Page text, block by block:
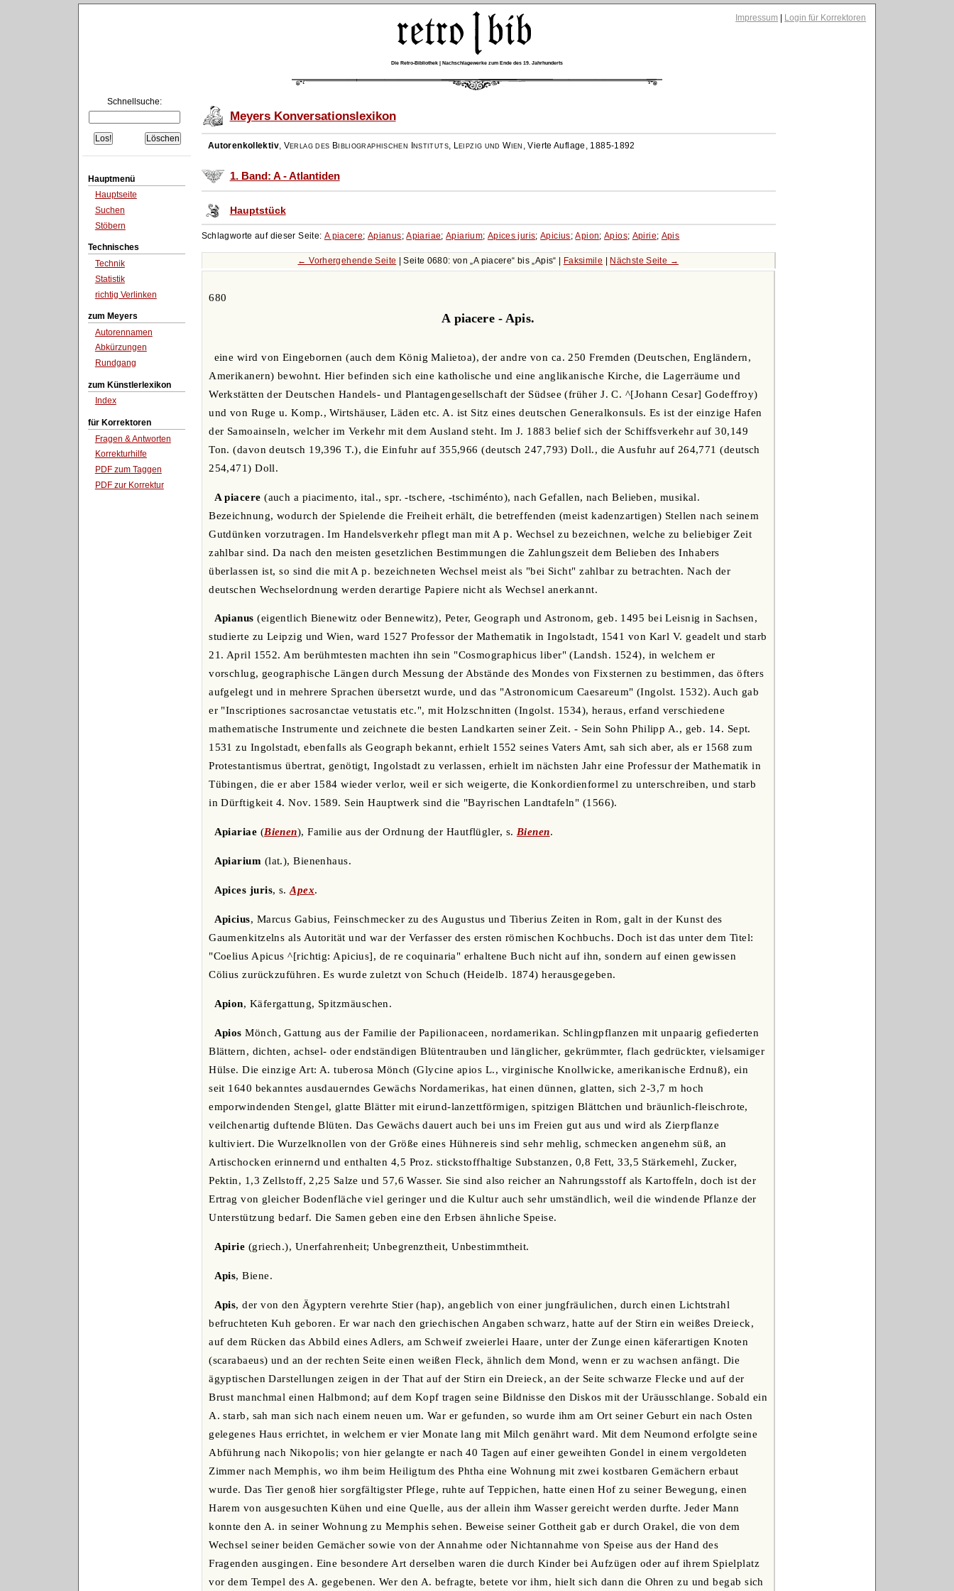
Impressum Login für Korrektoren
Die Retro-Bibliothek | Nachschlagewerke zum Ende des 19. Jahrhunderts
Schnellsuche:
Hauptmenü
Hauptseite
Suchen
Stöbern
Technisches
Technik
Statistik
richtig Verlinken
zum Meyers
Autorennamen
Abkürzungen
Rundgang
zum Künstlerlexikon
Index
für Korrektoren
Fragen & Antworten
Korrekturhilfe
PDF zum Taggen
PDF zur Korrektur
Meyers Konversationslexikon
Autorenkollektiv, Verlag des Bibliographischen Instituts, Leipzig und Wien ,Vierte Auflage, 1885-1892
1. Band: A - Atlantiden
Hauptstück
Schlagworte auf dieser Seite: A piacere; Apianus;Apiariae;Apiarium; Apices juris;Apicius;Apion;Apios; Apirie; Apis
← Vorhergehende Seite | Seite 0680: von A piacere bis Apis Faksimile Nächste Seite →
680
A piacere - Apis.
eine wird von Eingebornen (auch dem König Malietoa), der andre von ca. 250 Fremden (Deutschen, Engländern,
Amerikanern) bewohnt. Hier befinden sich eine katholische und eine anglikanische Kirche, die Lagerräume und
Werkstätten der Deutschen Handels- und Plantagengesellschaft der Südsee (früher J. C. ^[Johann Cesar] Godeffroy)
und von Ruge u. Komp., Wirtshäuser, Läden etc. A. ist Sitz eines deutschen Generalkonsuls. Es ist der einzige Hafen
der Samoainseln, welcher im Verkehr mit dem Ausland steht. Im J. 1883 belief sich der Schiffsverkehr auf 30,149
Ton. (davon deutsch 19,396 T.), die Einfuhr auf 355,966 (deutsch 247,793) Doll., die Ausfuhr auf 264,771 (deutsch
254,471) Doll.
A piacere (auch a piacimento, ital., spr. -tschere, -tschiménto), nach Gefallen, nach Belieben, musikal.
Bezeichnung, wodurch der Spielende die Freiheit erhält, die betreffenden (meist kadenzartigen) Stellen nach seinem
Gutdünken vorzutragen. Im Handelsverkehr pflegt man mit A p. Wechsel zu bezeichnen, welche zu beliebiger Zeit
zahlbar sind. Da nach den meisten gesetzlichen Bestimmungen die Zahlungszeit dem Belieben des Inhabers
überlassen ist, so sind die mit A p. bezeichneten Wechsel meist als "bei Sicht" zahlbar zu betrachten. Nach der
deutschen Wechselordnung werden derartige Papiere nicht als Wechsel anerkannt.
Apianus (eigentlich Bienewitz oder Bennewitz), Peter, Geograph und Astronom, geb. 1495 bei Leisnig in Sachsen,
studierte zu Leipzig und Wien, ward 1527 Professor der Mathematik in Ingolstadt, 1541 von Karl V. geadelt und starb
21. April 1552. Am berühmtesten machten ihn sein "Cosmographicus liber" (Landsh. 1524), in welchem er
vorschlug, geographische Längen durch Messung der Abstände des Mondes von Fixsternen zu bestimmen, das öfters
aufgelegt und in mehrere Sprachen übersetzt wurde, und das "Astronomicum Caesareum" (Ingolst. 1532). Auch gab
er "Inscriptiones sacrosanctae vetustatis etc.", mit Holzschnitten (Ingolst. 1534), heraus, erfand verschiedene
mathematische Instrumente und zeichnete die besten Landkarten seiner Zeit. - Sein Sohn Philipp A., geb. 14. Sept.
1531 zu Ingolstadt, ebenfalls als Geograph bekannt, erhielt 1552 seines Vaters Amt, sah sich aber, als er 1568 zum
Protestantismus übertrat, genötigt, Ingolstadt zu verlassen, erhielt im nächsten Jahr eine Professur der Mathematik in
Tübingen, die er aber 1584 wieder verlor, weil er sich weigerte, die Konkordienformel zu unterschreiben, und starb
in Dürftigkeit 4. Nov. 1589. Sein Hauptwerk sind die "Bayrischen Landtafeln" (1566).
Apiariae (Bienen), Familie aus der Ordnung der Hautflügler, s. Bienen.
Apiarium (lat.), Bienenhaus.
Apices juris, s.Apex.
Apicius, Marcus Gabius, Feinschmecker zu des Augustus und Tiberius Zeiten in Rom, galt in der Kunst des
Gaumenkitzelns als Autorität und war der Verfasser des ersten römischen Kochbuchs. Doch ist das unter dem Titel:
"Coelius Apicus ^[richtig: Apicius], de re coquinaria" erhaltene Buch nicht auf ihn, sondern auf einen gewissen
Cölius zurückzuführen. Es wurde zuletzt von Schuch (Heidelb. 1874) herausgegeben.
Apion, Käfergattung, Spitzmäuschen.
Apios Mönch, Gattung aus der Familie der Papilionaceen, nordamerikan. Schlingpflanzen mit unpaarig gefiederten
Blättern, dichten, achsel- oder endständigen Blütentrauben und länglicher, gekrümmter, flach gedrückter, vielsamiger
Hülse. Die einzige Art: A. tuberosa Mönch (Glycine apios L., virginische Knollwicke, amerikanische Erdnuß), ein
seit 1640 bekanntes ausdauerndes Gewächs Nordamerikas, hat einen dünnen, glatten, sich 2-3,7 m hoch
emporwindenden Stengel, glatte Blätter mit eirund-lanzettförmigen, spitzigen Blättchen und bräunlich-fleischrote,
veilchenartig duftende Blüten. Das Gewächs dauert auch bei uns im Freien gut aus und wird als Zierpflanze
kultiviert. Die Wurzelknollen von der Größe eines Hühnereis sind sehr mehlig, schmecken angenehm süß, an
Artischocken erinnernd und enthalten 4,5 Proz. stickstoffhaltige Substanzen, 0,8 Fett, 33,5 Stärkemehl, Zucker,
Pektin, 1,3 Zellstoff, 2,25 Salze und 57,6 Wasser. Sie sind also reicher an Nahrungsstoff als Kartoffeln, doch ist der
Ertrag von gleicher Bodenfläche viel geringer und die Kultur auch sehr umständlich, weil die windende Pflanze der
Unterstützung bedarf. Die Samen geben eine den Erbsen ähnliche Speise.
Apirie (griech.), Unerfahrenheit; Unbegrenztheit, Unbestimmtheit.
Apis, Biene.
Apis, der von den Ägyptern verehrte Stier (hap), angeblich von einer jungfräulichen, durch einen Lichtstrahl
befruchteten Kuh geboren. Er war nach den griechischen Angaben schwarz, hatte auf der Stirn ein weißes Dreieck,
auf dem Rücken das Abbild eines Adlers, am Schweif zweierlei Haare, unter der Zunge einen käferartigen Knoten
(scarabaeus) und an der rechten Seite einen weißen Fleck, ähnlich dem Mond, wenn er zu wachsen anfängt. Die
ägyptischen Darstellungen zeigen in der That auf der Stirn ein Dreieck, an der Seite schwarze Flecke und auf der
Brust manchmal einen Halbmond; auf dem Kopf tragen seine Bildnisse den Diskos mit der Uräusschlange. Sobald ein
A. starb, sah man sich nach einem neuen um. War er gefunden, so wurde ihm am Ort seiner Geburt ein nach Osten
gelegenes Haus errichtet, in welchem er vier Monate lang mit Milch genährt ward. Mit dem Neumond erfolgte seine
Abführung nach Nikopolis; von hier gelangte er nach 40 Tagen auf einer geweihten Gondel in einem vergoldeten
Zimmer nach Memphis, wo ihm beim Heiligtum des Phtha eine Wohnung mit zwei kostbaren Gemächern erbaut
wurde. Das Tier genoß hier sorgfältigster Pflege, ruhte auf Teppichen, hatte einen Hof zu seiner Bewegung, einen
Harem von ausgesuchten Kühen und eine Quelle, aus der allein ihm Wasser gereicht werden durfte. Jeder Mann
konnte den A. in seiner Wohnung zu Memphis sehen. Beweise seiner Gottheit gab er durch Orakel, die von dem
Wechsel seiner beiden Gemächer sowie von der Annahme oder Nichtannahme von Speise aus der Hand des
Fragenden ausgingen. Eine besondere Art derselben waren die durch Kinder bei Aufzügen oder auf ihrem Spielplatz
vor dem Tempel des A. gegebenen. Wer den A. befragte, betete vor ihm, hielt sich dann die Ohren zu und begab sich